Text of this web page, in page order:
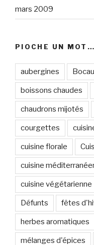
mars 2009
PIOCHE UN MOT…
aubergines
boissons chaudes
chaudrons mijotés
courgettes
cuisine florale
cuisine
cuisine végétarienne
Défunts fêtes
herbes aromatiques
mélanges d'épices